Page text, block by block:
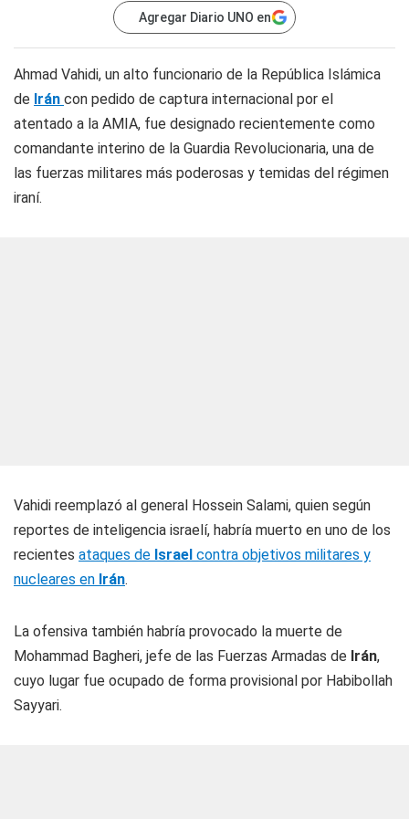
Agregar Diario UNO en
Ahmad Vahidi, un alto funcionario de la República Islámica
de Irán con pedido de captura internacional por el
atentado a la AMIA, fue designado recientemente como
comandante interino de la Guardia Revolucionaria, una de
las fuerzas militares más poderosas y temidas del régimen
iraní.
Vahidi reemplazó al general Hossein Salami, quien según
reportes de inteligencia israelí, habría muerto en uno de los
recientes ataques de Israel contra objetivos militares y
nucleares en Irán.
La ofensiva también habría provocado la muerte de
Mohammad Bagheri, jefe de las Fuerzas Armadas de Irán,
cuyo lugar fue ocupado de forma provisional por Habibollah
Sayyari.